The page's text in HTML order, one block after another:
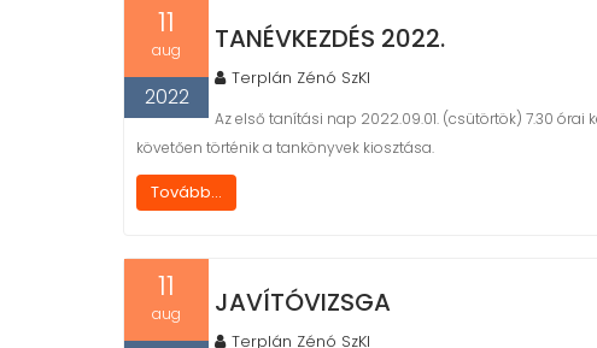
11
aug
2022
TANÉVKEZDÉS 2022.
Terplán Zénó SzKI
Az első tanítási nap 2022.09.01. (csütörtök) 7.30
követően történik a tankönyvek kiosztása.
Tovább...
11
aug JAVÍTÓVIZSGA
Terplán Zénó SzKI